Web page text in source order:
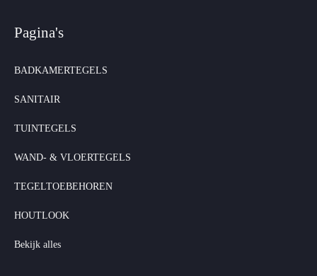
Pagina's
BADKAMERTEGELS
SANITAIR
TUINTEGELS
WAND- & VLOERTEGELS
TEGELTOEBEHOREN
HOUTLOOK
Bekijk alles